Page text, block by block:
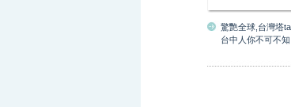
驚艷全球,台灣塔
台中人你不可不知